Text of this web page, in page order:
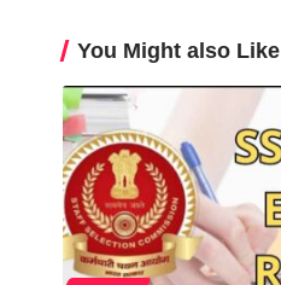
You Might also Like